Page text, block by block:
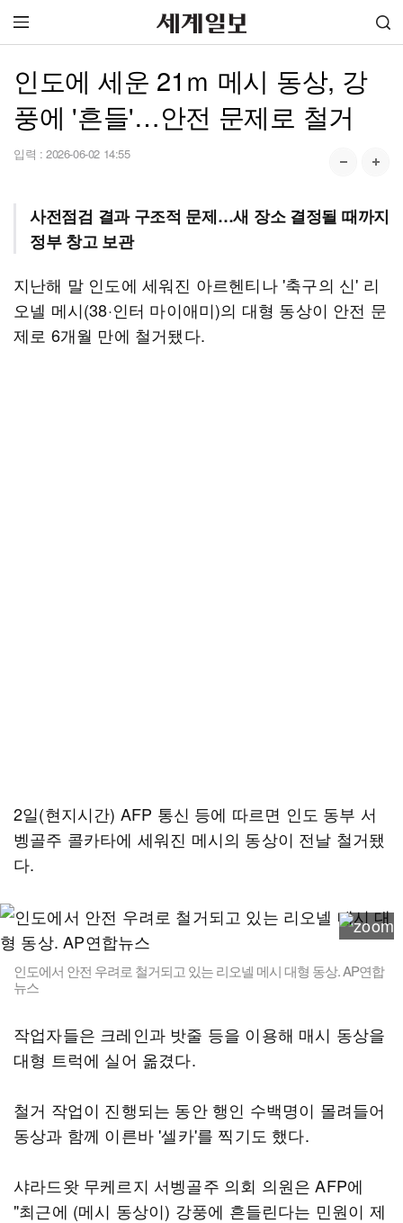
인도에 세운 21ｍ 메시 동상, 강
풍에 '흔들'…안전 문제로 철거
입력 : 2026-06-02 14:55
사전점검 결과 구조적 문제…새 장소 결정될 때까지
정부 창고 보관
지난해 말 인도에 세워진 아르헨티나 '축구의 신' 리
오넬 메시(38·인터 마이애미)의 대형 동상이 안전 문
제로 6개월 만에 철거됐다.
2일(현지시간) AFP 통신 등에 따르면 인도 동부 서
벵골주 콜카타에 세워진 메시의 동상이 전날 철거됐
다.
인도에서 안전 우려로 철거되고 있는 리오넬 메시 대형 동상. AP연합
뉴스
작업자들은 크레인과 밧줄 등을 이용해 매시 동상을
대형 트럭에 실어 옮겼다.
철거 작업이 진행되는 동안 행인 수백명이 몰려들어
동상과 함께 이른바 '셀카'를 찍기도 했다.
샤라드왓 무케르지 서벵골주 의회 의원은 AFP에
"최근에 (메시 동상이) 강풍에 흔들린다는 민원이 제